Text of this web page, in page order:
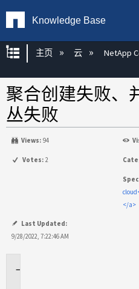
Knowledge Base
扩展/隐缩全局层次
主页 云 NetApp
聚合创建失败、
丛失败
Views: 94
Votes: 2
</a>
Last Updated:
9/28/2022, 7:22:46 AM